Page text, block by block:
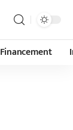
Financement